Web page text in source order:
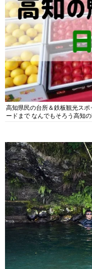
高知県民の台所＆鉄板観光ス
ードまで なんでもそろう高知